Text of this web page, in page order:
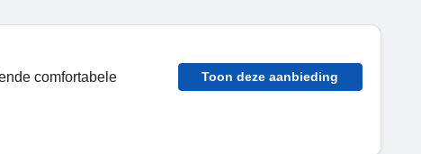
comfortabele
Toon deze aanbieding